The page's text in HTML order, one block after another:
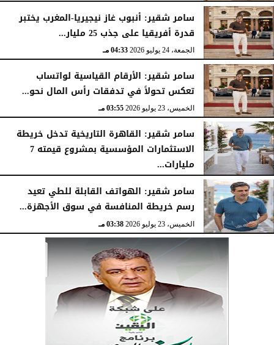
الجمعة، 24 يوليو 2026 04:45 مـ
سامر شقير: أنبوب غاز نيجيريا-المغرب يختبر
قدرة أفريقيا على جذب 25 مليار...
الجمعة، 24 يوليو 2026 04:33 مـ
سامر شقير: الأرقام القياسية لواتساب
تعكس تحولاً في تدفقات رأس المال نحو...
الخميس، 23 يوليو 2026 03:55 مـ
سامر شقير: القاهرة التاريخية تدخل خريطة
الاستثمارات المؤسسية بمشروع قيمته 7
مليارات...
الخميس، 23 يوليو 2026
سامر شقير: الهواتف القابلة للطي تعيد
رسم خريطة المنافسة في سوق الأجهزة...
الخميس، 23 يوليو 2026 03:38 مـ